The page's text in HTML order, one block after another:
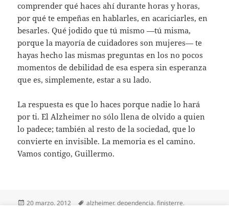
comprender qué haces ahí durante horas y horas,
por qué te empeñas en hablarles, en acariciarles, en
besarles. Qué jodido que tú mismo —tú misma,
porque la mayoría de cuidadores son mujeres— te
hayas hecho las mismas preguntas en los no pocos
momentos de debilidad de esa espera sin esperanza
que es, simplemente, estar a su lado.
La respuesta es que lo haces porque nadie lo hará
por ti. El Alzheimer no sólo llena de olvido a quien
lo padece; también al resto de la sociedad, que lo
convierte en invisible. La memoria es el camino.
Vamos contigo, Guillermo.
Publicado
20 marzo, 2012 Etiquetas
alzheimer,dependencia,finisterre,